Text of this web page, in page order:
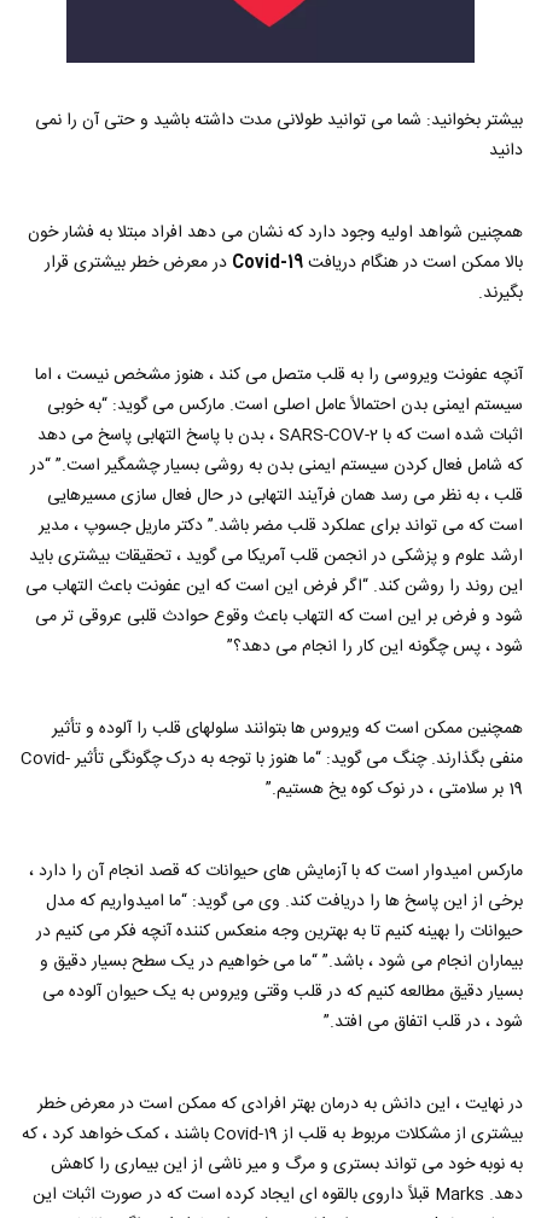
بیشتر بخوانید: شما می توانید طولانی مدت داشته باشید و حتی آن را نمی
دانید
همچنین شواهد اولیه وجود دارد که نشان می دهد افراد مبتلا به فشار خون
بالا ممکن است در هنگام دریافت
در معرض خطر بیشتری قرار
بگیرند.
آنچه عفونت ویروسی را به قلب متصل می کند ، هنوز مشخص نیست ، اما
سیستم ایمنی بدن احتمالاً عامل اصلی است. ماركس می گوید: “به خوبی
اثبات شده است كه با SARS-COV-2 ، بدن با پاسخ التهابی پاسخ می دهد
كه شامل فعال كردن سیستم ایمنی بدن به روشی بسیار چشمگیر است.” “در
قلب ، به نظر می رسد همان فرآیند التهابی در حال فعال سازی مسیرهایی
است که می تواند برای عملکرد قلب مضر باشد.” دکتر ماریل جسوپ ، مدیر
ارشد علوم و پزشکی در انجمن قلب آمریکا می گوید ، تحقیقات بیشتری باید
این روند را روشن کند. “اگر فرض این است که این عفونت باعث التهاب می
شود و فرض بر این است که التهاب باعث وقوع حوادث قلبی عروقی تر می
شود ، پس چگونه این کار را انجام می دهد؟”
همچنین ممکن است که ویروس ها بتوانند سلولهای قلب را آلوده و تأثیر
منفی بگذارند. چنگ می گوید: “ما هنوز با توجه به درک چگونگی تأثیر Covid-
19 بر سلامتی ، در نوک کوه یخ هستیم.”
ماركس امیدوار است كه با آزمایش های حیوانات كه قصد انجام آن را دارد ،
برخی از این پاسخ ها را دریافت كند. وی می گوید: “ما امیدواریم که مدل
حیوانات را بهینه کنیم تا به بهترین وجه منعکس کننده آنچه فکر می کنیم در
بیماران انجام می شود ، باشد.” “ما می خواهیم در یک سطح بسیار دقیق و
بسیار دقیق مطالعه کنیم که در قلب وقتی ویروس به یک حیوان آلوده می
شود ، در قلب اتفاق می افتد.”
در نهایت ، این دانش به درمان بهتر افرادی که ممکن است در معرض خطر
بیشتری از مشکلات مربوط به قلب از Covid-19 باشند ، کمک خواهد کرد ، که
به نوبه خود می تواند بستری و مرگ و میر ناشی از این بیماری را کاهش
دهد. Marks قبلاً داروی بالقوه ای ایجاد کرده است که در صورت اثبات این